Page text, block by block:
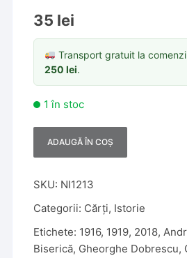
35 lei
Transport gratuit la
250lei.
1 în stoc
ADAUGĂ ÎN COȘ
t
n
a
SKU: NI1213
Categorii: Cărți, Istorie
Etichete: 1916, 1919, 2018,
Biserică, Gheorghe Dobrescu,